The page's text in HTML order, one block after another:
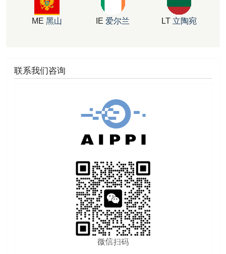
ME 黑山 IE 爱尔兰 LT 立陶宛
联系我们咨询